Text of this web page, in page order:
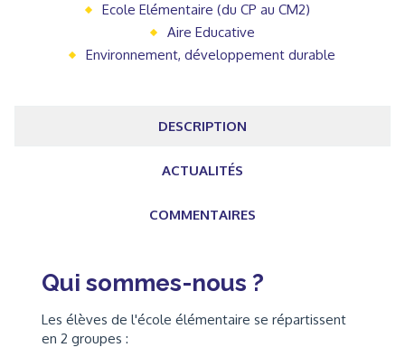
Ecole Elémentaire (du CP au CM2)
Aire Educative
Environnement, développement durable
DESCRIPTION
ACTUALITÉS
COMMENTAIRES
Qui sommes-nous ?
Les élèves de l'école élémentaire se répartissent
en 2 groupes :